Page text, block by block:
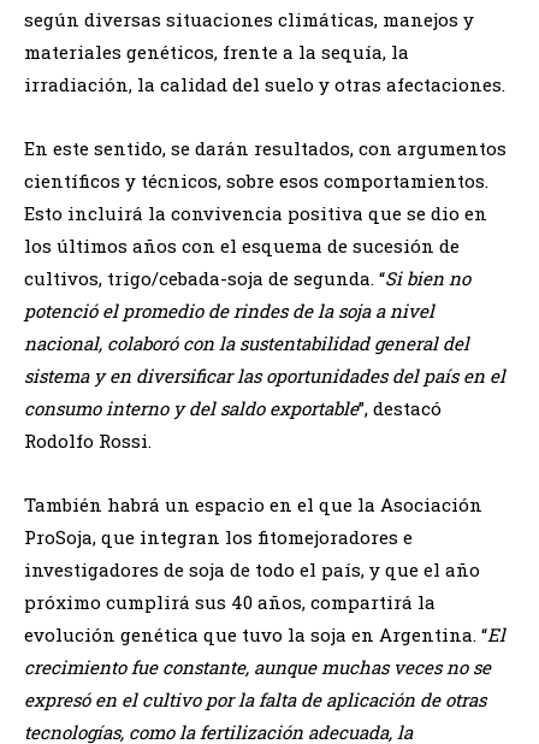
según diversas situaciones climáticas, manejos y
materiales genéticos, frente a la sequía, la
irradiación, la calidad del suelo y otras afectaciones.
En este sentido, se darán resultados, con argumentos
científicos y técnicos, sobre esos comportamientos.
Esto incluirá la convivencia positiva que se dio en
los últimos años con el esquema de sucesión de
cultivos, trigo/cebada-soja de segunda. “Si bien no
potenció el promedio de rindes de la soja a nivel
nacional, colaboró con la sustentabilidad general del
sistema y en diversificar las oportunidades del país en el
consumo interno y del saldo exportable”, destacó
Rodolfo Rossi.
También habrá un espacio en el que la Asociación
ProSoja, que integran los fitomejoradores e
investigadores de soja de todo el país, y que el año
próximo cumplirá sus 40 años, compartirá la
evolución genética que tuvo la soja en Argentina. “El
crecimiento fue constante, aunque muchas veces no se
expresó en el cultivo por la falta de aplicación de otras
tecnologías, como la fertilización adecuada, la